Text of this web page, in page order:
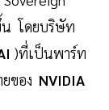
น โดยบริษัท
)ที่เป็นพาร์ท
ของ NVIDIA